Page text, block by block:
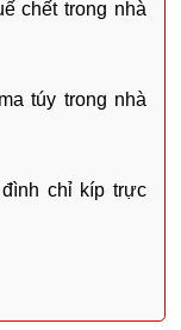
chết trong nhà
túy trong nhà
chỉ kíp trực